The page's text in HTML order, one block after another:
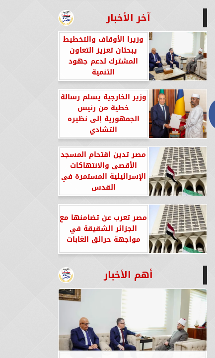
آخر الأخبار
وزيرا الأوقاف والتخطيط
يبحثان تعزيز التعاون
المشترك لدعم جهود
التنمية
وزير الخارجية يسلم رسالة
خطية من رئيس
الجمهورية إلى نظيره
التشادي
مصر تدين اقتحام المسجد
الأقصى والانتهاكات
الإسرائيلية المستمرة في
القدس
مصر تعرب عن تضامنها مع
الجزائر الشقيقة في
مواجهة حرائق الغابات
أهم الأخبار